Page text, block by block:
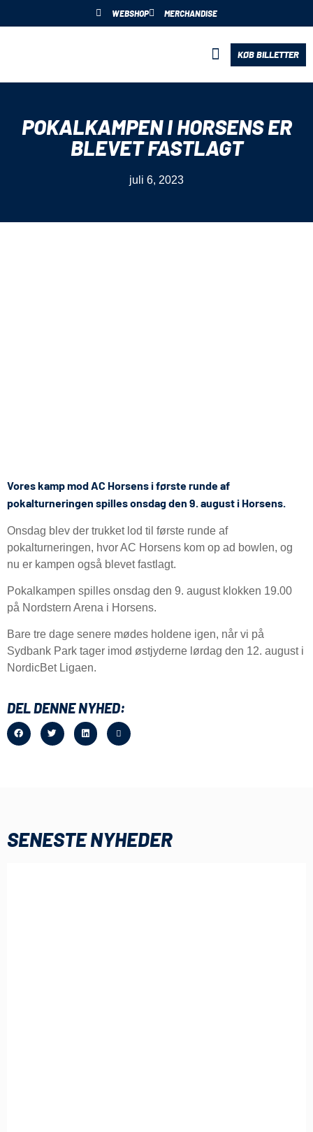
WEBSHOP MERCHANDISE
KØB BILLETTER
POKALKAMPEN I HORSENS ER
BLEVET FASTLAGT
juli 6, 2023
Vores kamp mod AC Horsens i første runde af
pokalturneringen spilles onsdag den 9. august i Horsens.
Onsdag blev der trukket lod til første runde af
pokalturneringen, hvor AC Horsens kom op ad bowlen, og
nu er kampen også blevet fastlagt.
Pokalkampen spilles onsdag den 9. august klokken 19.00
på Nordstern Arena i Horsens.
Bare tre dage senere mødes holdene igen, når vi på
Sydbank Park tager imod østjyderne lørdag den 12. august i
NordicBet Ligaen.
DEL DENNE NYHED:
SENESTE NYHEDER